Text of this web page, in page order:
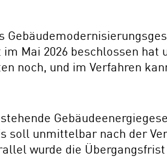
Mai 2026 beschlossen hat
noch, und im Verfahren
soll unmittelbar nach der
wurde die